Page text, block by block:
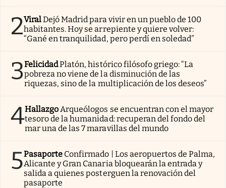
2ViralDejó Madrid para vivir en un pueblo de 100
habitantes. Hoy se arrepiente y quiere volver:
“Gané en tranquilidad, pero perdí en soledad”
3FelicidadPlatón, histórico filósofo griego: “La
pobreza no viene de la disminución de las
riquezas, sino de la multiplicación de los deseos”
4HallazgoArqueólogos se encuentran con el mayor
tesoro de la humanidad: recuperan del fondo del
mar una de las 7 maravillas del mundo
5Pasaporte Confirmado | Los aeropuertos de Palma,
Alicante y Gran Canaria bloquearán la entrada y
salida a quienes posterguen la renovación del
pasaporte